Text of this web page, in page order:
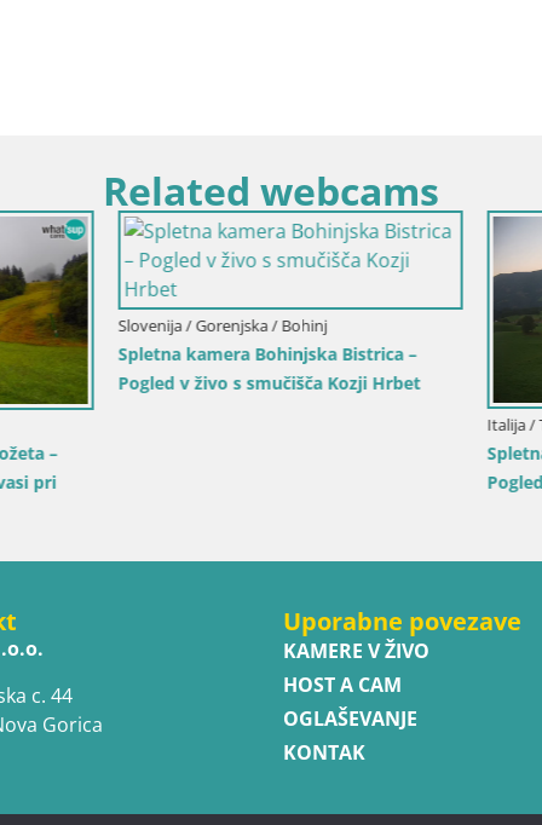
Related webcams
- Zgornje Poadižje / Rio
Gitschlift / sedežnica
postaja (2.512 m)
Italija / Trentinsko - Zgornje
Smučišče Kronplatz – vrh |
c. 44
Gorica
Uporabne povezave
KAMERE V ŽIVO
HOST A CAM
OGLAŠEVANJE
KONTAK